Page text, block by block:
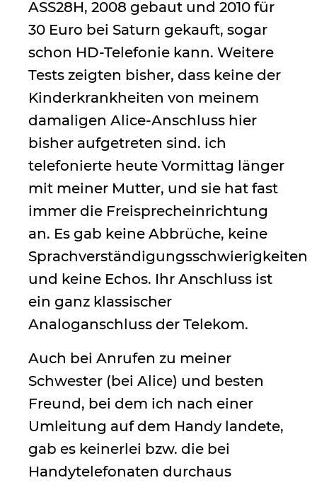
ASS28H, 2008 gebaut und 2010 für
30 Euro bei Saturn gekauft, sogar
schon HD-Telefonie kann. Weitere
Tests zeigten bisher, dass keine der
Kinderkrankheiten von meinem
damaligen Alice-Anschluss hier
bisher aufgetreten sind. ich
telefonierte heute Vormittag länger
mit meiner Mutter, und sie hat fast
immer die Freisprecheinrichtung
an. Es gab keine Abbrüche, keine
Sprachverständigungsschwierigkeiten
und keine Echos. Ihr Anschluss ist
ein ganz klassischer
Analoganschluss der Telekom.
Auch bei Anrufen zu meiner
Schwester (bei Alice) und besten
Freund, bei dem ich nach einer
Umleitung auf dem Handy landete,
gab es keinerlei bzw. die bei
Handytelefonaten durchaus